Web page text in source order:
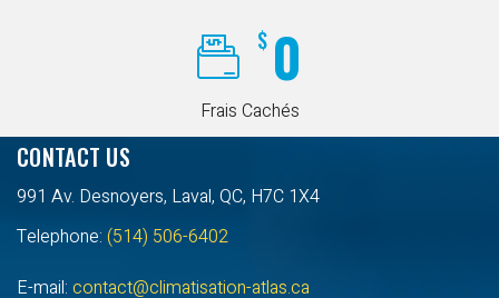
$ 0
Frais Cachés
CONTACT US
991 Av. Desnoyers, Laval, QC, H7C 1X4
Telephone: (514) 506-6402
E-mail: contact@climatisation-atlas.ca